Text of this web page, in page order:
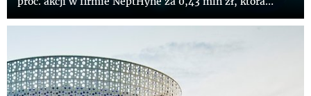
wykorzystaniem energii elektrycznej z farm wiatrowych